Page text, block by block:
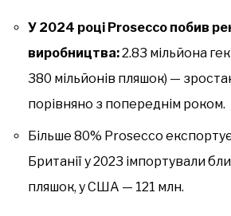
У 2024 році Prosecco побив
виробництва:2.83 мільйона
380 мільйонів пляшок) —
порівняно з попереднім роком.
Більше 80% Prosecco
Британії у 2023 імпортували
пляшок, у США — 121 млн.